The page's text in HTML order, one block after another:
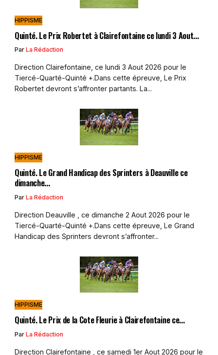
HIPPISME
Quinté. Le Prix Robertet à Clairefontaine ce lundi 3 Aout...
Par La Rédaction
Direction Clairefontaine, ce lundi 3 Aout 2026 pour le
Tiercé-Quarté-Quinté +.Dans cette épreuve, Le Prix
Robertet devront s’affronter partants. La...
HIPPISME
Quinté. Le Grand Handicap des Sprinters à Deauville ce
dimanche...
Par La Rédaction
Direction Deauville , ce dimanche 2 Aout 2026 pour le
Tiercé-Quarté-Quinté +.Dans cette épreuve, Le Grand
Handicap des Sprinters devront s’affronter...
HIPPISME
Quinté. Le Prix de la Cote Fleurie à Clairefontaine ce...
Par La Rédaction
Direction Clairefontaine , ce samedi 1er Aout 2026 pour le